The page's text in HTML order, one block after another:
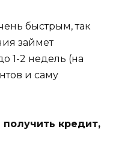
быстрым, так
займет
1-2 недель (на
и саму
кредит,